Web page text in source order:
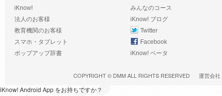
iKnow!
法人のお客様
教育機関のお客様
スマホ・タブレット
ポップアップ辞書
みんなのコース
iKnow! ブログ
Twitter
Facebook
iKnow! ベータ
COPYRIGHT © DMMALL RIGHTS RESERVED 運営会社
iKnow! Android App をお持ちですか？